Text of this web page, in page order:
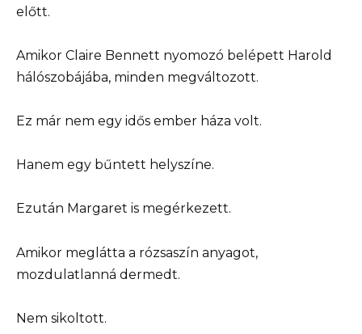
előtt.
Amikor Claire Bennett nyomozó belépett Harold
hálószobájába, minden megváltozott.
Ez már nem egy idős ember háza volt.
Hanem egy bűntett helyszíne.
Ezután Margaret is megérkezett.
Amikor meglátta a rózsaszín anyagot,
mozdulatlanná dermedt.
Nem sikoltott.